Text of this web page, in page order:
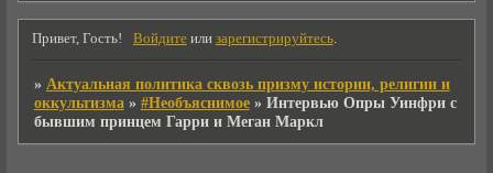
Привет, Гость! Войдитеили зарегистрируйтесь.
» Актуальная политика сквозь призму истории, религии и
оккультизма » #Необъяснимое » Интервью Опры Уинфри с
бывшим принцем Гарри и Меган Маркл